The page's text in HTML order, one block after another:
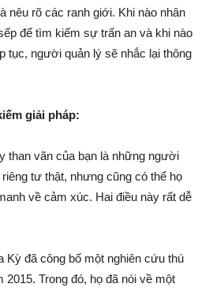
nêu rõ các ranh giới. Khi nào nhân
để tìm kiếm sự trấn an và khi nào
tục, người quản lý sẽ nhắc lại thông
giải pháp:
than vãn của bạn là những người
tư thật, nhưng cũng có thể họ
về cảm xúc. Hai điều này rất dễ
Kỳ đã công bố một nghiên cứu thú
Trong đó, họ đã nói về một